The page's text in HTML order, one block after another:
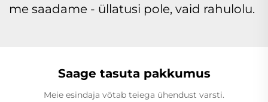
me saadame - üllatusi pole, vaid rahulolu.
Saage tasuta pakkumus
Meie esindaja võtab teiega ühendust varsti.